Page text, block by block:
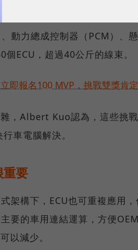
主，需要非常多的線束以及
動力總成控制器（PCM）、
ECU，超過40公斤的線束。
即報名100 MVP，挑戰雙獎肯定
，Albert Kuo認為，這些挑
車電腦解決。
重要
架構下，ECU也可重複應用，
要的車用連結運算，方便
以減少。